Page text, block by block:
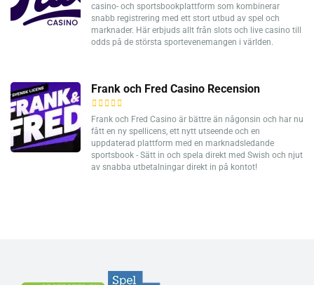
casino- och sportsbookplattform som kombinerar
snabb registrering med ett stort utbud av spel och
marknader. Här erbjuds allt från slots och live casino till
odds på de största sportevenemangen i världen.
Frank och Fred Casino Recension
Frank och Fred Casino är bättre än någonsin och har nu
fått en ny spellicens, ett nytt utseende och en
uppdaterad plattform med en marknadsledande
sportsbook - Sätt in och spela direkt med Swish och njut
av snabba utbetalningar direkt in på kontot!